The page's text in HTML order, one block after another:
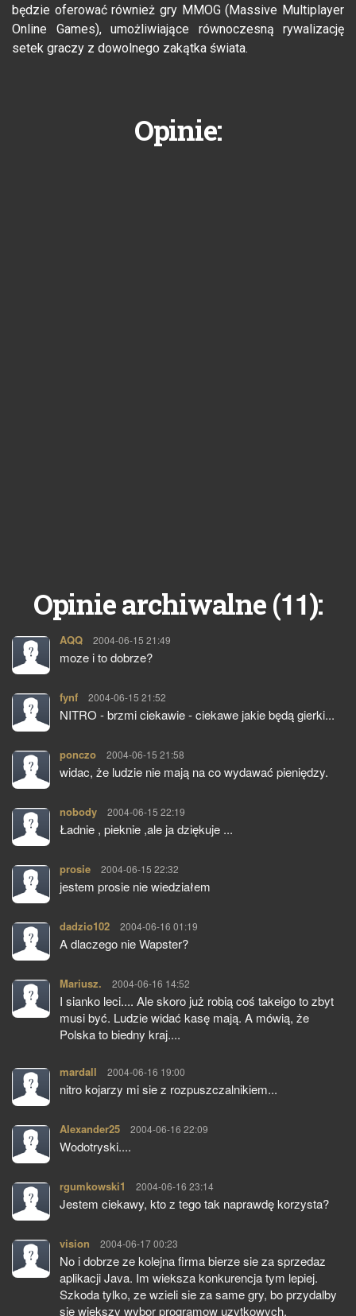
będzie oferować również gry MMOG (Massive Multiplayer
Online Games), umożliwiające równoczesną rywalizację
setek graczy z dowolnego zakątka świata.
Opinie:
Opinie archiwalne (11):
AQQ pisze:
2004-06-15 21:49
moze i to dobrze?
fynf pisze:
2004-06-15 21:52
NITRO - brzmi ciekawie - ciekawe jakie będą gierki...
ponczo pisze:
2004-06-15 21:58
widac, że ludzie nie mają na co wydawać pieniędzy.
nobody pisze:
2004-06-15 22:19
Ładnie , pieknie ,ale ja dziękuje ...
prosie pisze:
2004-06-15 22:32
jestem prosie nie wiedziałem
dadzio102 pisze:
2004-06-16 01:19
A dlaczego nie Wapster?
Mariusz. pisze:
2004-06-16 14:52
I sianko leci.... Ale skoro już robią coś takeigo to zbyt
musi być. Ludzie widać kasę mają. A mówią, że
Polska to biedny kraj....
mardall pisze:
2004-06-16 19:00
nitro kojarzy mi sie z rozpuszczalnikiem...
Alexander25 pisze:
2004-06-16 22:09
Wodotryski....
rgumkowski1 pisze:
2004-06-16 23:14
Jestem ciekawy, kto z tego tak naprawdę korzysta?
vision pisze:
2004-06-17 00:23
No i dobrze ze kolejna firma bierze sie za sprzedaz
aplikacji Java. Im wieksza konkurencja tym lepiej.
Szkoda tylko, ze wzieli sie za same gry, bo przydalby
sie wiekszy wybor programow uzytkowych.